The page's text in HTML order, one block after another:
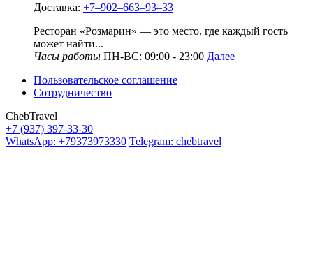
Доставка: +7‒902‒663‒93‒33
Ресторан «Розмарин» — это место, где каждый гость
может найти...
Часы работы ПН-ВС: 09:00 - 23:00 Далее
Пользовательское соглашение
Сотрудничество
ChebTravel
+7 (937) 397-33-30
WhatsApp: +79373973330 Telegram: chebtravel